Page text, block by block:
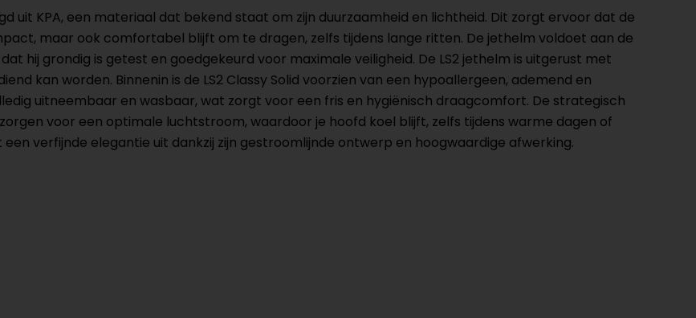
uit KPA, een materiaal dat bekend staat om zijn duurzaamheid en lichtheid. Dit zorgt ervoor dat de
maar ook comfortabel blijft om te dragen, zelfs tijdens lange ritten. De jethelm voldoet aan de
hij grondig is getest en goedgekeurd voor maximale veiligheid. De LS2 jethelm is uitgerust met
kan worden. Binnenin is de LS2 Classy Solid voorzien van een hypoallergeen, ademend en
uitneembaar en wasbaar, wat zorgt voor een fris en hygiënisch draagcomfort. De strategisch
voor een optimale luchtstroom, waardoor je hoofd koel blijft, zelfs tijdens warme dagen of
verfijnde elegantie uit dankzij zijn gestroomlijnde ontwerp en hoogwaardige afwerking.